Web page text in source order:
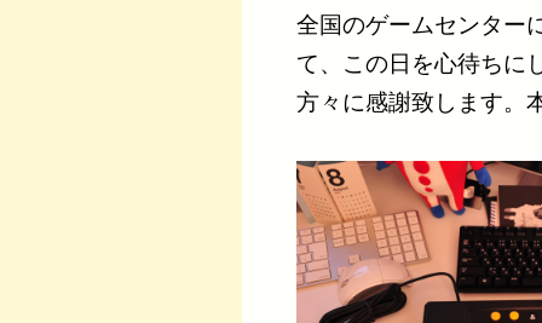
全国のゲームセンター
て、この日を心待ちに
方々に感謝致します。